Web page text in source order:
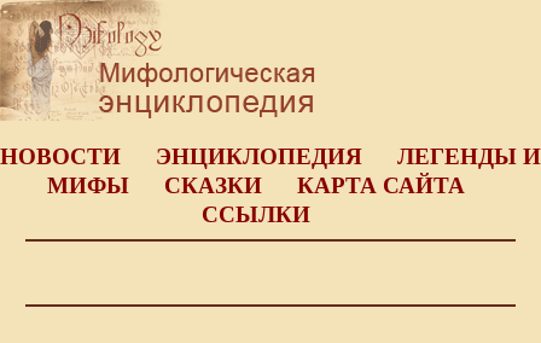
НОВОСТИ ЭНЦИКЛОПЕДИЯ
ЛЕГЕНДЫ И
МИФЫ
СКАЗКИ
КАРТА САЙТА
ССЫЛКИ